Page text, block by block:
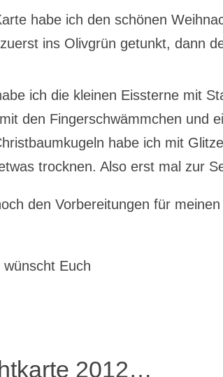
habe ich den schönen
ins Olivgrün getunkt, dann
ich die kleinen Eissterne mit
den Fingerschwämmchen und
habe ich mit
trocknen. Also erst mal zur
den Vorbereitungen für
Euch
2012…